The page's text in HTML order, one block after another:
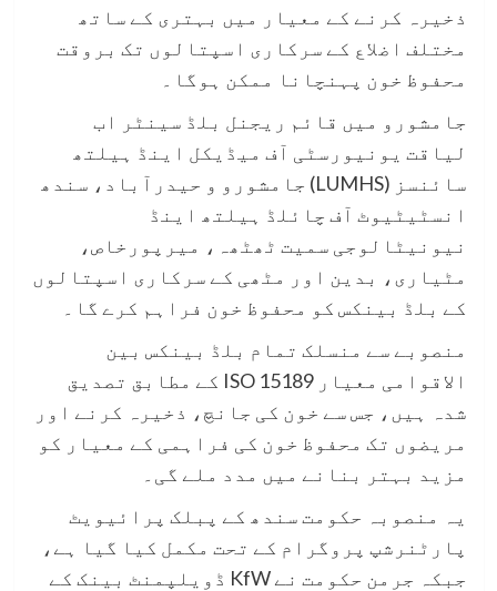
ذخیرہ کرنے کے معیار میں بہتری کے ساتھ
مختلف اضلاع کے سرکاری اسپتالوں تک بروقت
محفوظ خون پہنچانا ممکن ہوگا۔
جامشورو میں قائم ریجنل بلڈ سینٹر اب
لیاقت یونیورسٹی آف میڈیکل اینڈ ہیلتھ
سائنسز (LUMHS) جامشورو و حیدرآباد، سندھ
انسٹیٹیوٹ آف چائلڈ ہیلتھ اینڈ
نیونیٹالوجی سمیت ٹھٹھہ، میرپورخاص،
مٹیاری، بدین اور مٹھی کے سرکاری اسپتالوں
کے بلڈ بینکس کو محفوظ خون فراہم کرے گا۔
منصوبے سے منسلک تمام بلڈ بینکس بین
الاقوامی معیار ISO 15189 کے مطابق تصدیق
شدہ ہیں، جس سے خون کی جانچ، ذخیرہ کرنے اور
مریضوں تک محفوظ خون کی فراہمی کے معیار کو
مزید بہتر بنانے میں مدد ملے گی۔
یہ منصوبہ حکومت سندھ کے پبلک پرائیویٹ
پارٹنرشپ پروگرام کے تحت مکمل کیا گیا ہے،
جبکہ جرمن حکومت نے KfW ڈویلپمنٹ بینک کے